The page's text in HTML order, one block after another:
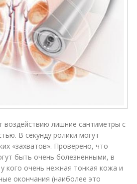
воздействию лишние сантиметры с
В секунду ролики могут
«захватов». Проверено, что
быть очень болезненными, в
кого очень нежная тонкая кожа и
окончания (наиболее это